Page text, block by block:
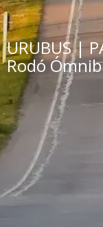
URUBUS |
Rodó